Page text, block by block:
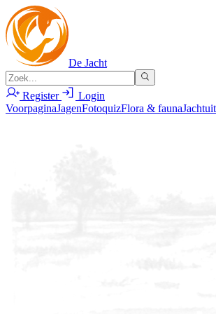
De Jacht
Register
Login
VoorpaginaJagenFotoquizFlora & fauna